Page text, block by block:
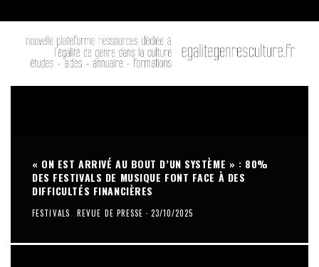
« ON EST ARRIVÉ AU BOUT D’UN SYSTÈME » : 80%
DES FESTIVALS DE MUSIQUE FONT FACE À DES
DIFFICULTÉS FINANCIÈRES
FESTIVALS REVUE DE PRESSE · 23/10/2025